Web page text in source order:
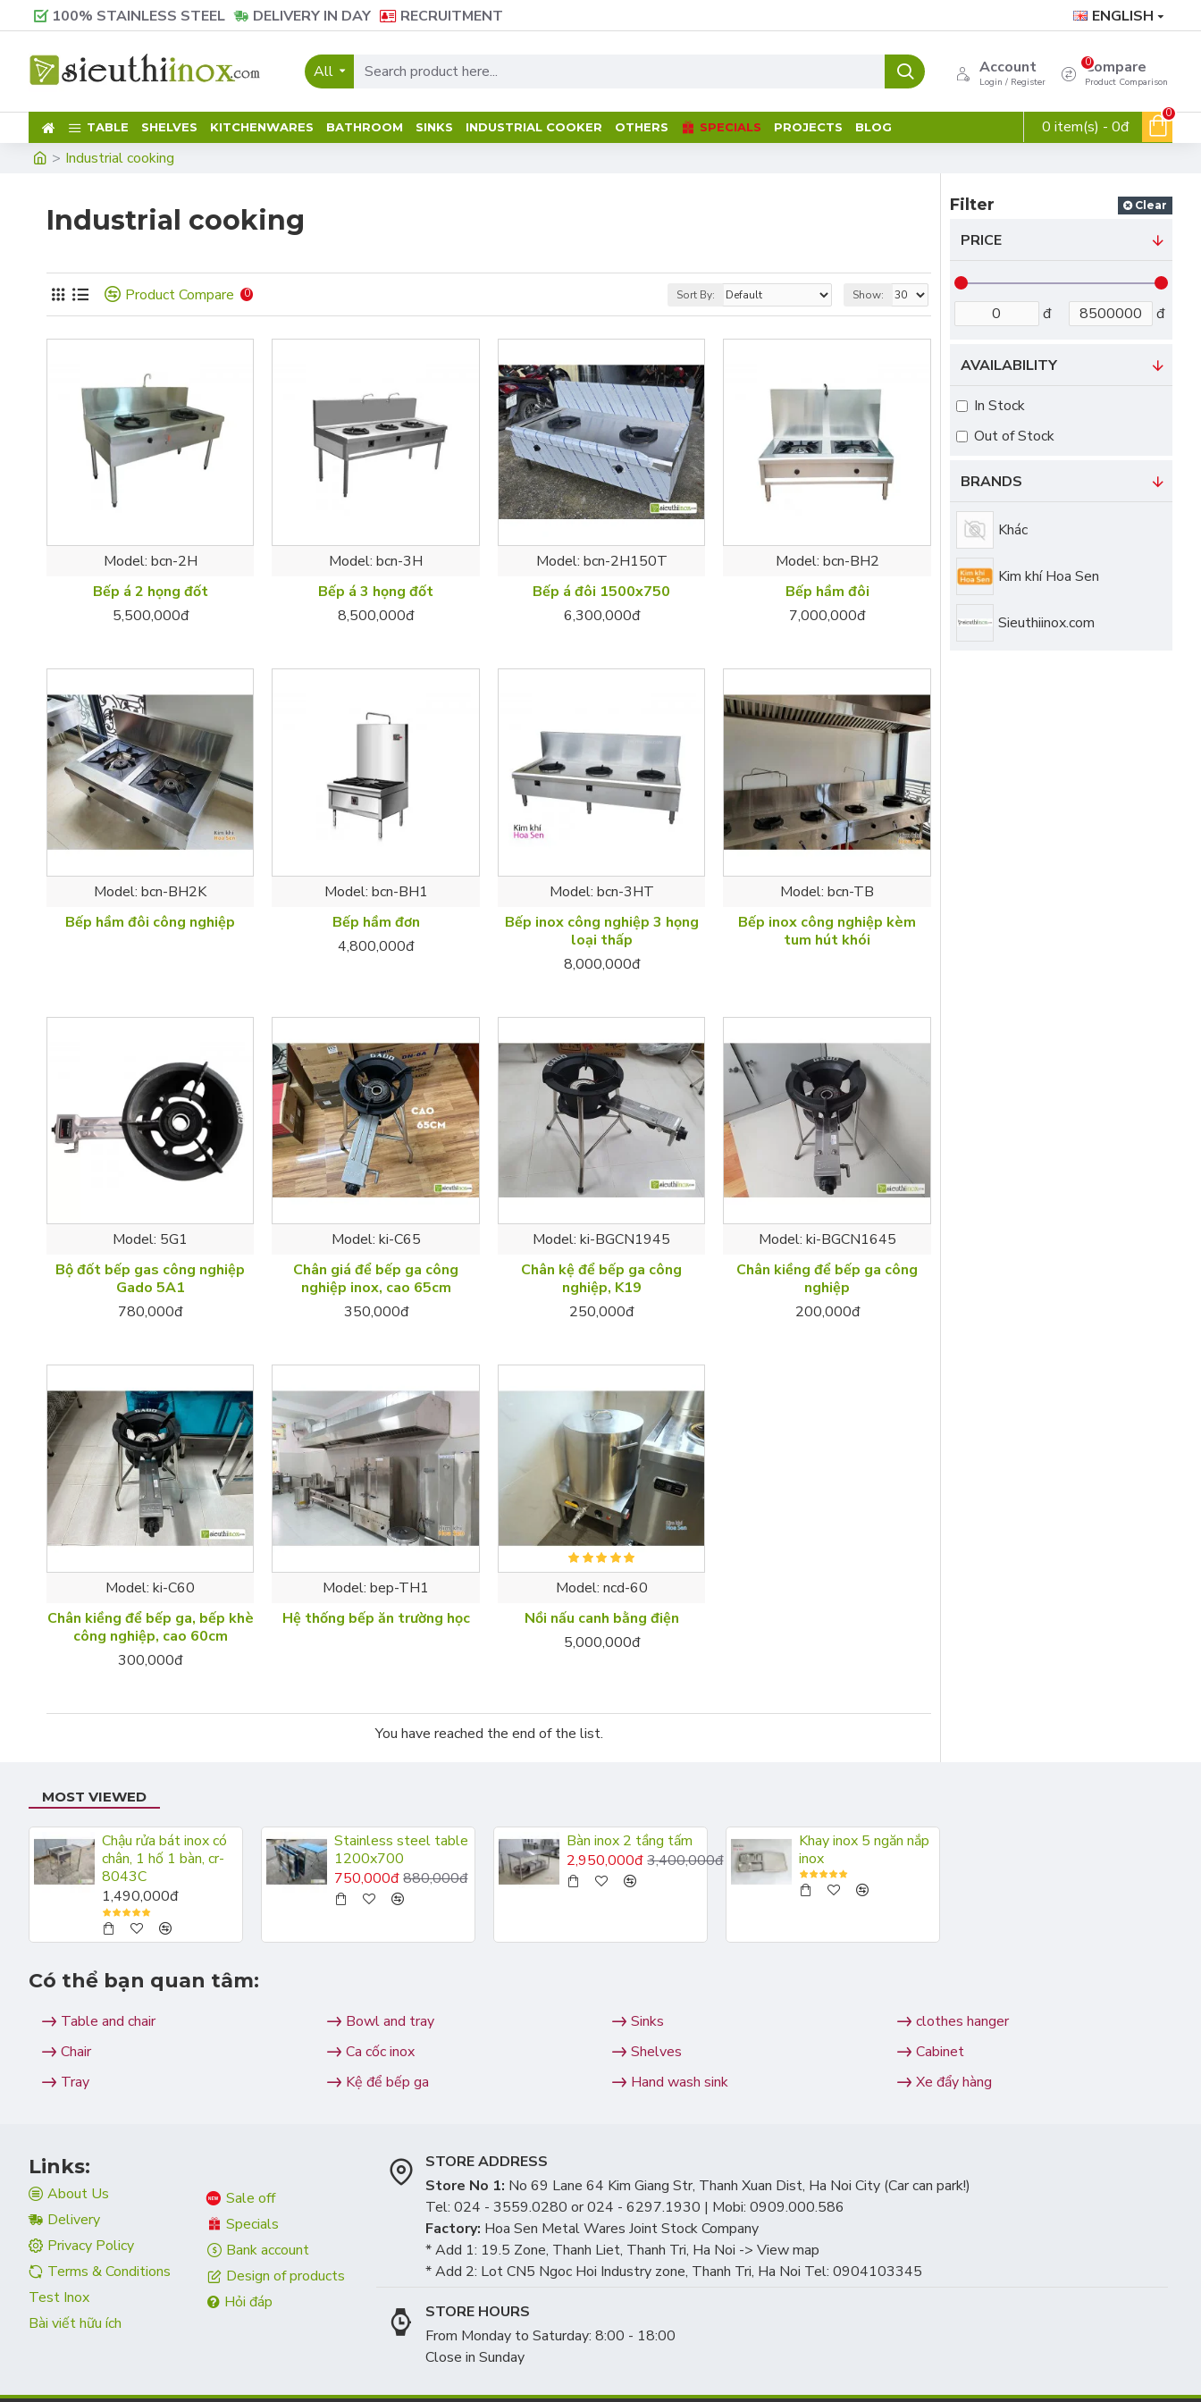
100% STAINLESS STEEL DELIVERY IN DAY RECRUITMENT ENGLISH
All Account
Login / Register
Compare
Product Comparison
0
TABLE SHELVES KITCHENWARES BATHROOM SINKS INDUSTRIAL COOKER OTHERS SPECIALS PROJECTS BLOG 0 item(s) - 0đ
0
Industrial cooking
Industrial cooking
Product Compare 0 Sort By: Show:
Model: bcn-2H
Bếp á 2 họng đốt
5,500,000đ
Model: bcn-3H
Bếp á 3 họng đốt
8,500,000đ
Model: bcn-2H150T
Bếp á đôi 1500x750
6,300,000đ
Model: bcn-BH2
Bếp hầm đôi
7,000,000đ
Model: bcn-BH2K
Bếp hầm đôi công nghiệp
Model: bcn-BH1
Bếp hầm đơn
4,800,000đ
Model: bcn-3HT
Bếp inox công nghiệp 3 họng
loại thấp
8,000,000đ
Model: bcn-TB
Bếp inox công nghiệp kèm
tum hút khói
Model: 5G1
Bộ đốt bếp gas công nghiệp
Gado 5A1
780,000đ
Model: ki-C65
Chân giá để bếp ga công
nghiệp inox, cao 65cm
350,000đ
Model: ki-BGCN1945
Chân kệ để bếp ga công
nghiệp, K19
250,000đ
Model: ki-BGCN1645
Chân kiềng để bếp ga công
nghiệp
200,000đ
Model: ki-C60
Chân kiềng để bếp ga, bếp khè
công nghiệp, cao 60cm
300,000đ
Model: bep-TH1
Hệ thống bếp ăn trường học
Model: ncd-60
Nồi nấu canh bằng điện
5,000,000đ
You have reached the end of the list.
Filter Clear
PRICE
đ đ
BRANDS
Khác
Kim khí Hoa Sen
Sieuthiinox.com
AVAILABILITY
In Stock
Out of Stock
MOST VIEWED
Chậu rửa bát inox có
chân, 1 hố 1 bàn, cr-
8043C
1,490,000đ
Stainless steel table
1200x700
750,000đ 880,000đ
Bàn inox 2 tầng tấm
2,950,000đ 3,400,000đ
Khay inox 5 ngăn nắp
inox
Có thể bạn quan tâm:
Table and chair
Chair
Tray
Bowl and tray
Ca cốc inox
Kệ để bếp ga
Sinks
Shelves
Hand wash sink
clothes hanger
Cabinet
Xe đẩy hàng
Links:
About Us
Delivery
Privacy Policy
Terms & Conditions
Test Inox
Bài viết hữu ích
Sale off
Specials
Bank account
Design of products
Hỏi đáp
STORE ADDRESS
Store No 1: No 69 Lane 64 Kim Giang Str, Thanh Xuan Dist, Ha Noi City (Car can park!)
Tel: 024 - 3559.0280 or 024 - 6297.1930 | Mobi: 0909.000.586
Factory: Hoa Sen Metal Wares Joint Stock Company
* Add 1: 19.5 Zone, Thanh Liet, Thanh Tri, Ha Noi -> View map
* Add 2: Lot CN5 Ngoc Hoi Industry zone, Thanh Tri, Ha Noi Tel: 0904103345
STORE HOURS
From Monday to Saturday: 8:00 - 18:00
Close in Sunday